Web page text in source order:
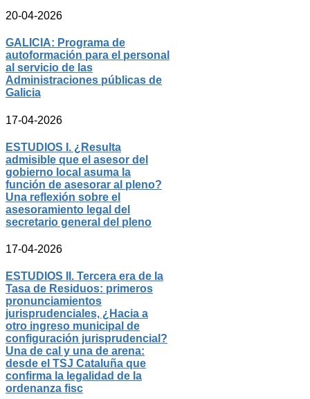
20-04-2026
GALICIA: Programa de
autoformación para el personal
al servicio de las
Administraciones públicas de
Galicia
17-04-2026
ESTUDIOS I. ¿Resulta
admisible que el asesor del
gobierno local asuma la
función de asesorar al pleno?
Una reflexión sobre el
asesoramiento legal del
secretario general del pleno
17-04-2026
ESTUDIOS II. Tercera era de la
Tasa de Residuos: primeros
pronunciamientos
jurisprudenciales, ¿Hacia a
otro ingreso municipal de
configuración jurisprudencial?
Una de cal y una de arena:
desde el TSJ Cataluña que
confirma la legalidad de la
ordenanza fisc